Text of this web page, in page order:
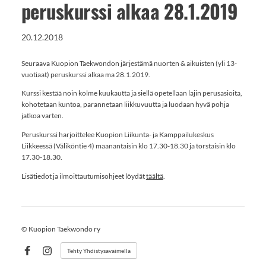
peruskurssi alkaa 28.1.2019
20.12.2018
Seuraava Kuopion Taekwondon järjestämä nuorten & aikuisten (yli 13-
vuotiaat) peruskurssi alkaa ma 28.1.2019.
Kurssi kestää noin kolme kuukautta ja siellä opetellaan lajin perusasioita,
kohotetaan kuntoa, parannetaan liikkuvuutta ja luodaan hyvä pohja
jatkoa varten.
Peruskurssi harjoittelee Kuopion Liikunta- ja Kamppailukeskus
Liikkeessä (Väliköntie 4) maanantaisin klo 17.30-18.30 ja torstaisin klo
17.30-18.30.
Lisätiedot ja ilmoittautumisohjeet löydättäältä.
© Kuopion Taekwondo ry
Instagram
Tehty Yhdistysavaimella